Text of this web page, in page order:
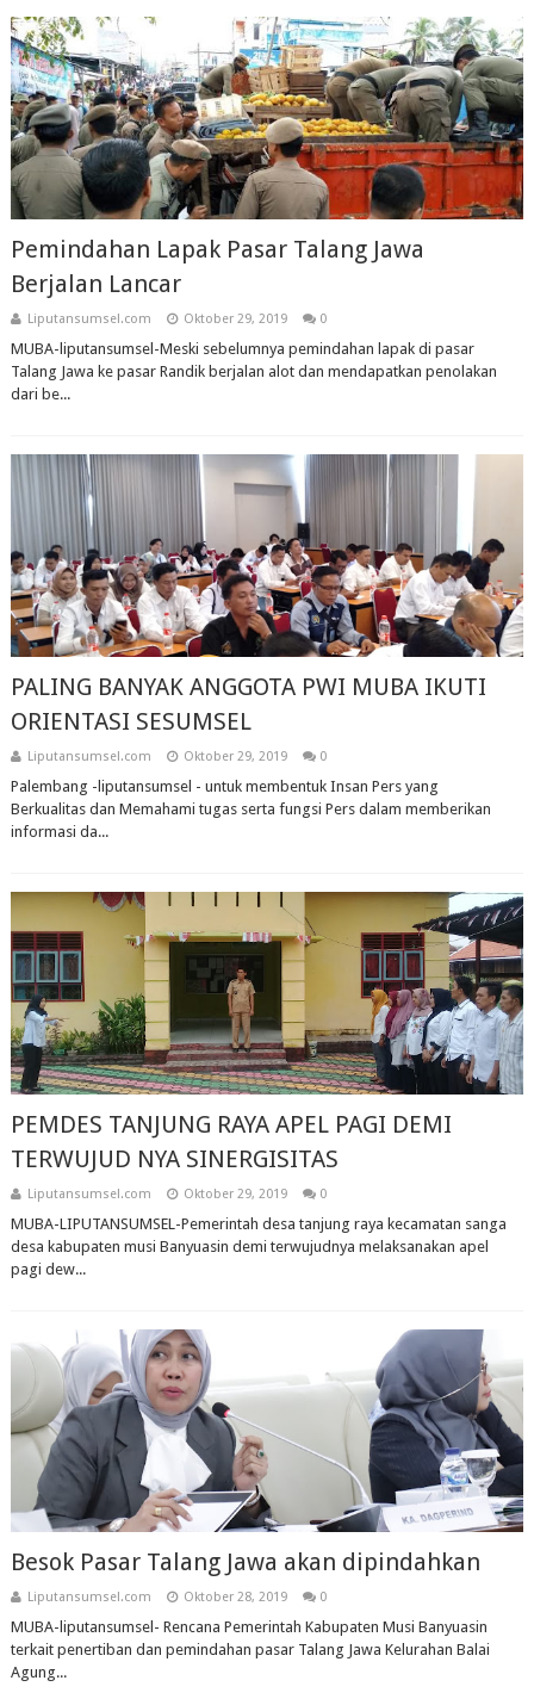
Pemindahan Lapak Pasar Talang Jawa
Berjalan Lancar
Liputansumsel.com Oktober 29, 2019 0
MUBA-liputansumsel-Meski sebelumnya pemindahan lapak di pasar
Talang Jawa ke pasar Randik berjalan alot dan mendapatkan penolakan
dari be...
PALING BANYAK ANGGOTA PWI MUBA IKUTI
ORIENTASI SESUMSEL
Liputansumsel.com Oktober 29, 2019 0
Palembang -liputansumsel - untuk membentuk Insan Pers yang
Berkualitas dan Memahami tugas serta fungsi Pers dalam memberikan
informasi da...
PEMDES TANJUNG RAYA APEL PAGI DEMI
TERWUJUD NYA SINERGISITAS
Liputansumsel.com Oktober 29, 2019 0
MUBA-LIPUTANSUMSEL-Pemerintah desa tanjung raya kecamatan sanga
desa kabupaten musi Banyuasin demi terwujudnya melaksanakan apel
pagi dew...
Besok Pasar Talang Jawa akan dipindahkan
Liputansumsel.com Oktober 28, 2019 0
MUBA-liputansumsel- Rencana Pemerintah Kabupaten Musi Banyuasin
terkait penertiban dan pemindahan pasar Talang Jawa Kelurahan Balai
Agung...